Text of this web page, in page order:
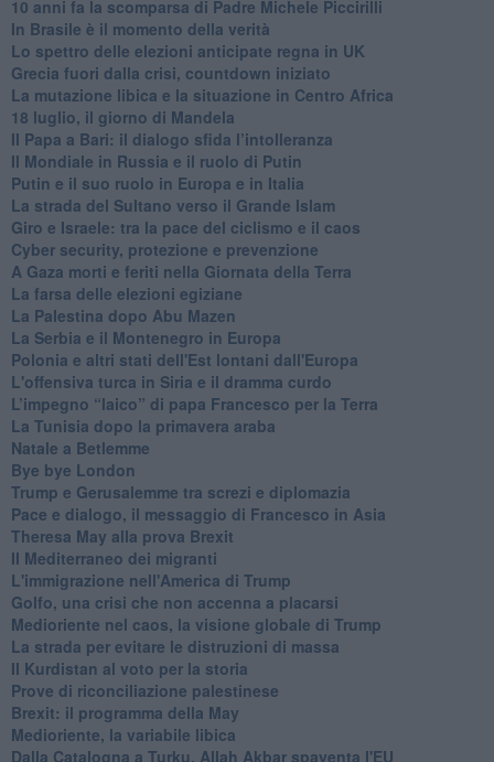
10 anni fa la scomparsa di Padre Michele Piccirilli
In Brasile è il momento della verità
Lo spettro delle elezioni anticipate regna in UK
Grecia fuori dalla crisi, countdown iniziato
La mutazione libica e la situazione in Centro Africa
18 luglio, il giorno di Mandela
Il Papa a Bari: il dialogo sfida l’intolleranza
Il Mondiale in Russia e il ruolo di Putin
Putin e il suo ruolo in Europa e in Italia
La strada del Sultano verso il Grande Islam
Giro e Israele: tra la pace del ciclismo e il caos
Cyber security, protezione e prevenzione
A Gaza morti e feriti nella Giornata della Terra
La farsa delle elezioni egiziane
La Palestina dopo Abu Mazen
La Serbia e il Montenegro in Europa
Polonia e altri stati dell'Est lontani dall'Europa
L'offensiva turca in Siria e il dramma curdo
L’impegno “laico” di papa Francesco per la Terra
La Tunisia dopo la primavera araba
Natale a Betlemme
Bye bye London
Trump e Gerusalemme tra screzi e diplomazia
Pace e dialogo, il messaggio di Francesco in Asia
Theresa May alla prova Brexit
Il Mediterraneo dei migranti
L'immigrazione nell'America di Trump
Golfo, una crisi che non accenna a placarsi
Medioriente nel caos, la visione globale di Trump
La strada per evitare le distruzioni di massa
Il Kurdistan al voto per la storia
Prove di riconciliazione palestinese
Brexit: il programma della May
Medioriente, la variabile libica
Dalla Catalogna a Turku, Allah Akbar spaventa l'EU